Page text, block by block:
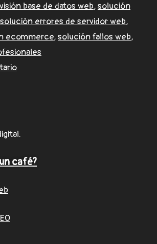
base de datos web,solución
solución errores de servidor web,
ecommerce,solución fallos web,
café?